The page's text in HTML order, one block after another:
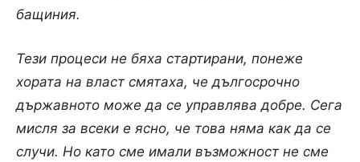
бащиния.
Тези процеси не бяха стартирани, понеже
хората на власт смятаха, че дългосрочно
държавното може да се управлява добре. Сега
мисля за всеки е ясно, че това няма как да се
случи. Но като сме имали възможност не сме